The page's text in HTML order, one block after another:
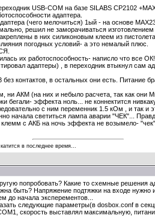
USB-COM на базе SILABS CP2102
адаптера.
(чего мелочиться) 1ый - на основе
решил не заморачиваться
в них силиконовым клеем из
погодных условий- а это немалый плюс.
их работоспособность- написло что
адаптеры) , в переходник втыкнул сам
контактов, в остальных они есть. Питание
АКМ (на них и небыло расчета, так как они
эффекта ноль... не коннектится
с ним переменник 1.5 кОм , и так и
начала светиться лампа аварии "ЧЕК"...
с АКБ на ночь эффекта не возымело- "чек"
в последнее время...
попробовать? Какие то схемные
быть? Напряжение подтяжки на входе
до начала эксперементов...
следующие параметры(в dosbox.conf в
скорость выставлял максимальную,